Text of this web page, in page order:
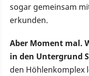
sogar gemeinsam
erkunden.
Aber Moment mal.
in den Untergrund
den Höhlenkomplex